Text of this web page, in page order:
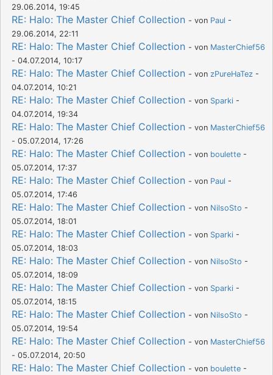
29.06.2014, 19:45
RE: Halo: The Master Chief Collection - von Paul -
29.06.2014, 22:11
RE: Halo: The Master Chief Collection - von MasterChief56
- 04.07.2014, 10:17
RE: Halo: The Master Chief Collection - von zPureHaTez -
04.07.2014, 10:21
RE: Halo: The Master Chief Collection - von Sparki -
04.07.2014, 19:34
RE: Halo: The Master Chief Collection - von MasterChief56
- 05.07.2014, 17:26
RE: Halo: The Master Chief Collection - von boulette -
05.07.2014, 17:37
RE: Halo: The Master Chief Collection - von Paul -
05.07.2014, 17:46
RE: Halo: The Master Chief Collection - von NilsoSto -
05.07.2014, 18:01
RE: Halo: The Master Chief Collection - von Sparki -
05.07.2014, 18:03
RE: Halo: The Master Chief Collection - von NilsoSto -
05.07.2014, 18:09
RE: Halo: The Master Chief Collection - von Sparki -
05.07.2014, 18:15
RE: Halo: The Master Chief Collection - von NilsoSto -
05.07.2014, 19:54
RE: Halo: The Master Chief Collection - von MasterChief56
- 05.07.2014, 20:50
RE: Halo: The Master Chief Collection - von boulette -